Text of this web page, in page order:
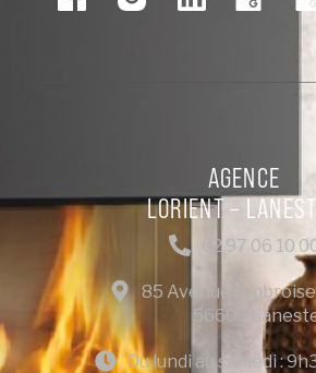
AGENCE
LORIENT –
02 97 06 10
85 Avenue
56600
Du lundi au samedi :